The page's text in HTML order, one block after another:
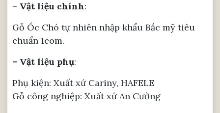
– Vật liệu chính:
Gỗ Óc Chó tự nhiên nhập khẩu Bắc mỹ tiêu
chuẩn 1com.
– Vật liệu phụ:
Phụ kiện: Xuất xứ Cariny, HAFELE
Gỗ công nghiệp: Xuất xứ An Cường